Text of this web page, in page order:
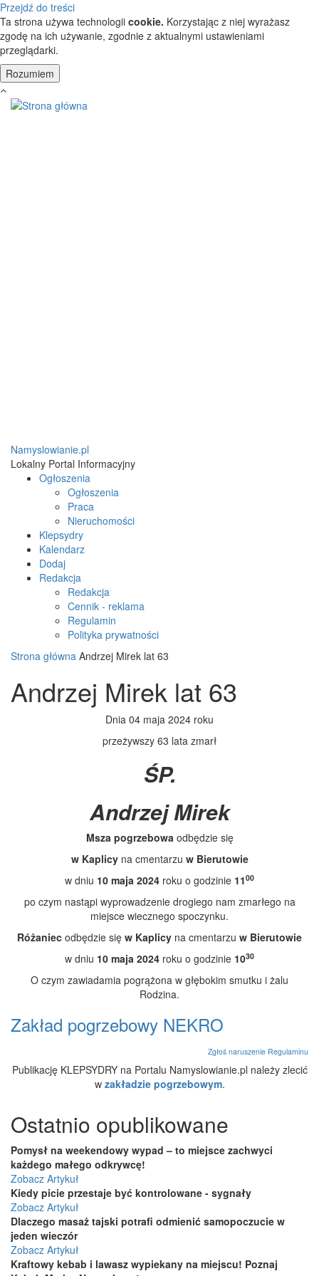
Przejdź do treści
Ta strona używa technologii cookie. Korzystając z niej wyrażasz
zgodę na ich używanie, zgodnie z aktualnymi ustawieniami
przeglądarki.
Namyslowianie.pl
Lokalny Portal Informacyjny
Ogłoszenia
Ogłoszenia
Praca
Nieruchomości
Klepsydry
Kalendarz
Dodaj
Redakcja
Redakcja
Cennik - reklama
Regulamin
Polityka prywatności
Strona główna Andrzej Mirek lat 63
Andrzej Mirek lat 63
Dnia 04 maja 2024 roku
przeżywszy 63 lata zmarł
ŚP.
Andrzej Mirek
Msza pogrzebowaodbędzie się
w Kaplicyna cmentarzu w Bierutowie
w dniu 10 maja 2024 roku o godzinie 1100
po czym nastąpi wyprowadzenie drogiego nam zmarłego na
miejsce wiecznego spoczynku.
Różaniec odbędzie się w Kaplicy na cmentarzu w Bierutowie
w dniu 10 maja 2024 roku o godzinie 1030
O czym zawiadamia pogrążona w głębokim smutku i żalu
Rodzina.
Zakład pogrzebowy NEKRO
Zgłoś naruszenie Regulaminu
Publikację KLEPSYDRY na Portalu Namyslowianie.pl należy zlecić
w zakładzie pogrzebowym.
Ostatnio opublikowane
Pomysł na weekendowy wypad – to miejsce zachwyci
każdego małego odkrywcę!
Zobacz Artykuł
Kiedy picie przestaje być kontrolowane - sygnały
Zobacz Artykuł
Dlaczego masaż tajski potrafi odmienić samopoczucie w
jeden wieczór
Zobacz Artykuł
Kraftowy kebab i lawasz wypiekany na miejscu! Poznaj